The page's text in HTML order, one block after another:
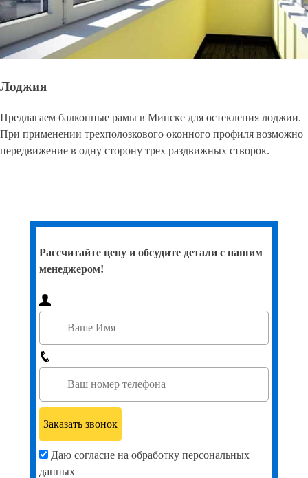
Лоджия
Предлагаем балконные рамы в Минске для остекления лоджии.
При применении трехполозкового оконного профиля возможно
передвижение в одну сторону трех раздвижных створок.
Рассчитайте цену и обсудите детали с нашим
менеджером!
Даю согласие на обработку персональных
данных